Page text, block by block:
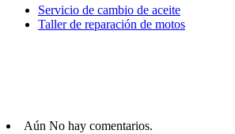
Servicio de cambio de aceite
Taller de reparación de motos
Aún No hay comentarios.